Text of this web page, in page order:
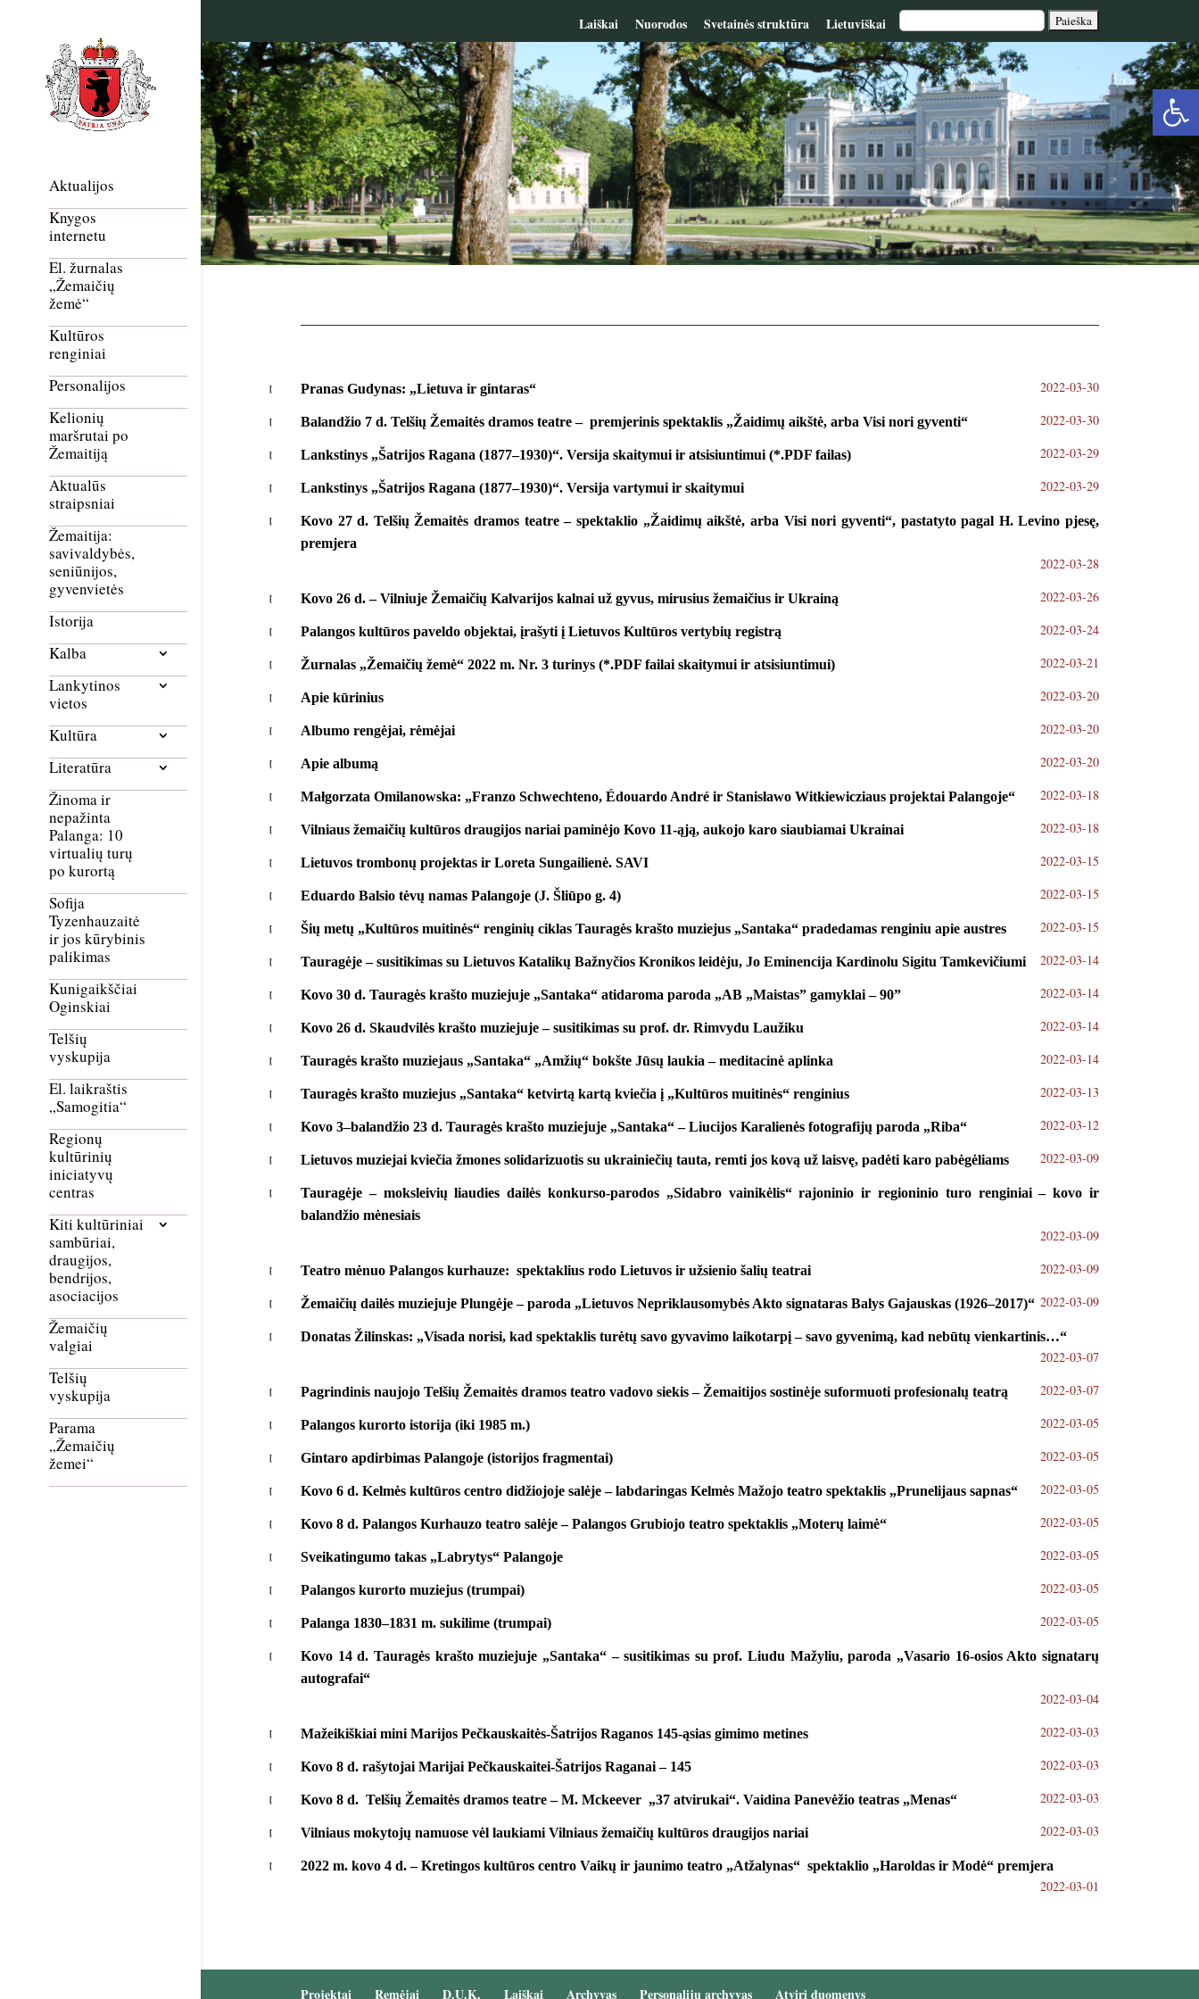
Laiškai Nuorodos Svetainės struktūra Lietuviškai
Aktualijos
Knygos
internetu
El. žurnalas
„Žemaičių
žemė“
Kultūros
renginiai
Personalijos
Kelionių
maršrutai po
Žemaitiją
Aktualūs
straipsniai
Žemaitija:
savivaldybės,
seniūnijos,
gyvenvietės
Istorija
Kalba
Lankytinos
vietos
Kultūra
Literatūra
Žinoma ir
nepažinta
Palanga: 10
virtualių turų
po kurortą
Sofija
Tyzenhauzaitė
ir jos kūrybinis
palikimas
Kunigaikščiai
Oginskiai
Telšių
vyskupija
El. laikraštis
„Samogitia“
Regionų
kultūrinių
iniciatyvų
centras
Kiti kultūriniai
sambūriai,
draugijos,
bendrijos,
asociacijos
Žemaičių
valgiai
Telšių
vyskupija
Parama
„Žemaičių
žemei“
Pranas Gudynas: „Lietuva ir gintaras“ 2022-03-30
Balandžio 7 d. Telšių Žemaitės dramos teatre – premjerinis spektaklis „Žaidimų aikštė, arba Visi nori gyventi“ 2022-03-30
Lankstinys „Šatrijos Ragana (1877–1930)“. Versija skaitymui ir atsisiuntimui (*.PDF failas) 2022-03-29
Lankstinys „Šatrijos Ragana (1877–1930)“. Versija vartymui ir skaitymui 2022-03-29
Kovo 27 d. Telšių Žemaitės dramos teatre – spektaklio „Žaidimų aikštė, arba Visi nori gyventi“, pastatyto pagal H. Levino pjesę,
premjera
2022-03-28
Kovo 26 d. – Vilniuje Žemaičių Kalvarijos kalnai už gyvus, mirusius žemaičius ir Ukrainą 2022-03-26
Palangos kultūros paveldo objektai, įrašyti į Lietuvos Kultūros vertybių registrą 2022-03-24
Žurnalas „Žemaičių žemė“ 2022 m. Nr. 3 turinys (*.PDF failai skaitymui ir atsisiuntimui) 2022-03-21
Apie kūrinius 2022-03-20
Albumo rengėjai, rėmėjai 2022-03-20
Apie albumą 2022-03-20
Małgorzata Omilanowska: „Franzo Schwechteno, Édouardo André ir Stanisławo Witkiewicziaus projektai Palangoje“ 2022-03-18
Vilniaus žemaičių kultūros draugijos nariai paminėjo Kovo 11-ąją, aukojo karo siaubiamai Ukrainai 2022-03-18
Lietuvos trombonų projektas ir Loreta Sungailienė. SAVI 2022-03-15
Eduardo Balsio tėvų namas Palangoje (J. Šliūpo g. 4) 2022-03-15
Šių metų „Kultūros muitinės“ renginių ciklas Tauragės krašto muziejus „Santaka“ pradedamas renginiu apie austres 2022-03-15
Tauragėje – susitikimas su Lietuvos Katalikų Bažnyčios Kronikos leidėju, Jo Eminencija Kardinolu Sigitu Tamkevičiumi 2022-03-14
Kovo 30 d. Tauragės krašto muziejuje „Santaka“ atidaroma paroda „AB „Maistas” gamyklai – 90” 2022-03-14
Kovo 26 d. Skaudvilės krašto muziejuje – susitikimas su prof. dr. Rimvydu Laužiku 2022-03-14
Tauragės krašto muziejaus „Santaka“ „Amžių“ bokšte Jūsų laukia – meditacinė aplinka 2022-03-14
Tauragės krašto muziejus „Santaka“ ketvirtą kartą kviečia į „Kultūros muitinės“ renginius 2022-03-13
Kovo 3–balandžio 23 d. Tauragės krašto muziejuje „Santaka“ – Liucijos Karalienės fotografijų paroda „Riba“ 2022-03-12
Lietuvos muziejai kviečia žmones solidarizuotis su ukrainiečių tauta, remti jos kovą už laisvę, padėti karo pabėgėliams 2022-03-09
Tauragėje – moksleivių liaudies dailės konkurso-parodos „Sidabro vainikėlis“ rajoninio ir regioninio turo renginiai – kovo ir
balandžio mėnesiais
2022-03-09
Teatro mėnuo Palangos kurhauze: spektaklius rodo Lietuvos ir užsienio šalių teatrai 2022-03-09
Žemaičių dailės muziejuje Plungėje – paroda „Lietuvos Nepriklausomybės Akto signataras Balys Gajauskas (1926–2017)“ 2022-03-09
Donatas Žilinskas: „Visada norisi, kad spektaklis turėtų savo gyvavimo laikotarpį – savo gyvenimą, kad nebūtų vienkartinis…“
2022-03-07
Pagrindinis naujojo Telšių Žemaitės dramos teatro vadovo siekis – Žemaitijos sostinėje suformuoti profesionalų teatrą 2022-03-07
Palangos kurorto istorija (iki 1985 m.) 2022-03-05
Gintaro apdirbimas Palangoje (istorijos fragmentai) 2022-03-05
Kovo 6 d. Kelmės kultūros centro didžiojoje salėje – labdaringas Kelmės Mažojo teatro spektaklis „Prunelijaus sapnas“ 2022-03-05
Kovo 8 d. Palangos Kurhauzo teatro salėje – Palangos Grubiojo teatro spektaklis „Moterų laimė“ 2022-03-05
Sveikatingumo takas „Labrytys“ Palangoje 2022-03-05
Palangos kurorto muziejus (trumpai) 2022-03-05
Palanga 1830–1831 m. sukilime (trumpai) 2022-03-05
Kovo 14 d. Tauragės krašto muziejuje „Santaka“ – susitikimas su prof. Liudu Mažyliu, paroda „Vasario 16-osios Akto signatarų
autografai“
2022-03-04
Mažeikiškiai mini Marijos Pečkauskaitės-Šatrijos Raganos 145-ąsias gimimo metines 2022-03-03
Kovo 8 d. rašytojai Marijai Pečkauskaitei-Šatrijos Raganai – 145 2022-03-03
Kovo 8 d. Telšių Žemaitės dramos teatre – M. Mckeever „37 atvirukai“. Vaidina Panevėžio teatras „Menas“ 2022-03-03
Vilniaus mokytojų namuose vėl laukiami Vilniaus žemaičių kultūros draugijos nariai 2022-03-03
2022 m. kovo 4 d. – Kretingos kultūros centro Vaikų ir jaunimo teatro „Atžalynas“ spektaklio „Haroldas ir Modė“ premjera
2022-03-01
Projektai Remėjai D.U.K. Laiškai Archyvas Personalijų archyvas Atviri duomenys